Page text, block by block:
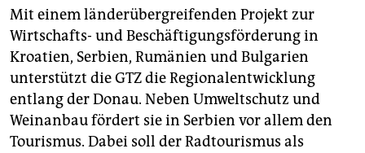
Mit einem länderübergreifenden Projekt zur
Wirtschafts- und Beschäftigungsförderung in
Kroatien, Serbien, Rumänien und Bulgarien
unterstützt die GTZ die Regionalentwicklung
entlang der Donau. Neben Umweltschutz und
Weinanbau fördert sie in Serbien vor allem den
Tourismus. Dabei soll der Radtourismus als